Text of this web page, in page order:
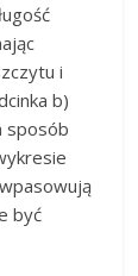
i
b)
sposób
być